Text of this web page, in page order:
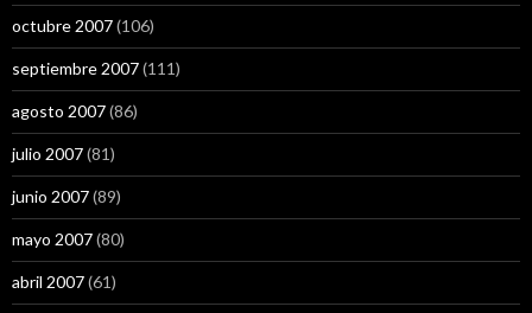
octubre 2007(106)
septiembre 2007(111)
agosto 2007(86)
julio 2007(81)
junio 2007(89)
mayo 2007(80)
abril 2007(61)